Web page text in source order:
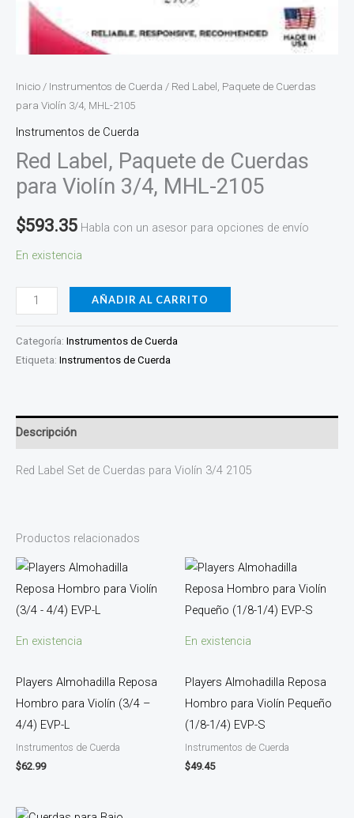
Inicio / Instrumentos de Cuerda / Red Label, Paquete de Cuerdas
para Violín 3/4, MHL-2105
Instrumentos de Cuerda
Red Label, Paquete de Cuerdas
para Violín 3/4, MHL-2105
$593.35 Habla con un asesor para opciones de envío
En existencia
AÑADIR AL CARRITO
Categoría: Instrumentos de Cuerda
Etiqueta: Instrumentos de Cuerda
Descripción
Red Label Set de Cuerdas para Violín 3/4 2105
Productos relacionados
En existencia
Players Almohadilla Reposa
Hombro para Violín (3/4 –
4/4) EVP-L
Instrumentos de Cuerda
$62.99
En existencia
Players Almohadilla Reposa
Hombro para Violín Pequeño
(1/8-1/4) EVP-S
Instrumentos de Cuerda
$49.45